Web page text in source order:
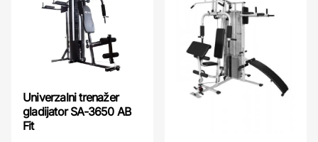
Univerzalni trenažer
gladijator SA-3650 AB
Fit